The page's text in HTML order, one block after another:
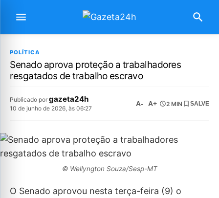
POLÍTICA
Senado aprova proteção a trabalhadores
resgatados de trabalho escravo
Publicado por gazeta24h
10 de junho de 2026, às 06:27
A- A+ 2 MIN SALVE
© Wellyngton Souza/Sesp-MT
O Senado aprovou nesta terça-feira (9) o